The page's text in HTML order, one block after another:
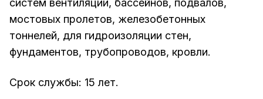
мостовых пролетов, железобетонных
тоннелей, для гидроизоляции стен,
фундаментов, трубопроводов, кровли.
Срок службы: 15 лет.